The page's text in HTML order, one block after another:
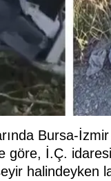
Bursa-
göre, İ.Ç.
halindeyken